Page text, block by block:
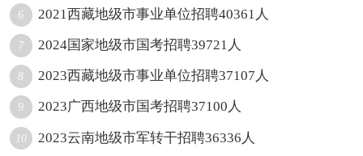
6 2021西藏地级市事业单位招聘40361人
7 2024国家地级市国考招聘39721人
8 2023西藏地级市事业单位招聘37107人
9 2023广西地级市国考招聘37100人
10 2023云南地级市军转干招聘36336人